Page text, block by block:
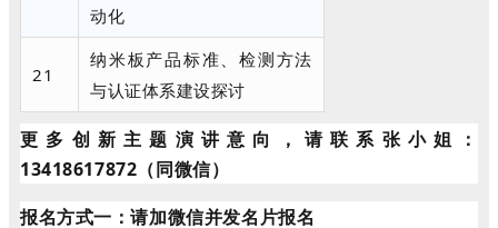
动化
21
纳米板产品标准、检测方法
与认证体系建设探讨
更多创新主题演讲意向，请联系张小姐：
13418617872（同微信）
报名方式一：请加微信并发名片报名